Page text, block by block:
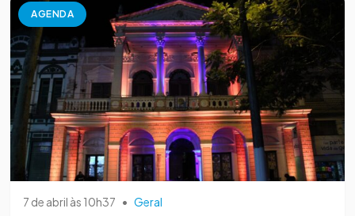
AGENDA
7 de abril às 10h37 • Geral